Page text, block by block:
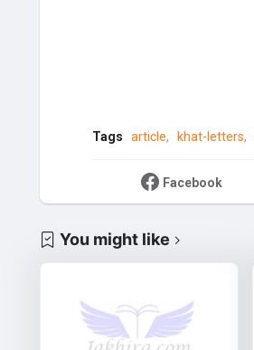
Tags article khat-letters
Facebook
You might like